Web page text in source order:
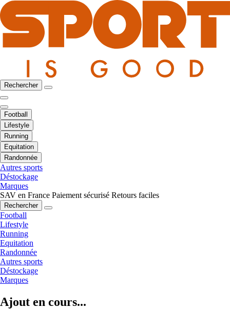
Rechercher
Football
Lifestyle
Running
Equitation
Randonnée
Autres sports
Déstockage
Marques
SAV en France Paiement sécurisé Retours faciles
Rechercher
Football
Lifestyle
Running
Equitation
Randonnée
Autres sports
Déstockage
Marques
Ajout en cours...